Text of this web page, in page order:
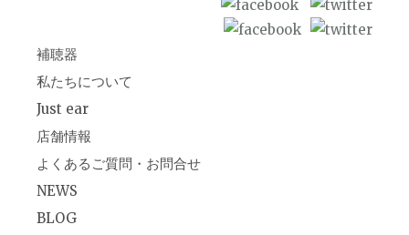
補聴器
私たちについて
Just ear
店舗情報
よくあるご質問・お問合せ
NEWS
BLOG